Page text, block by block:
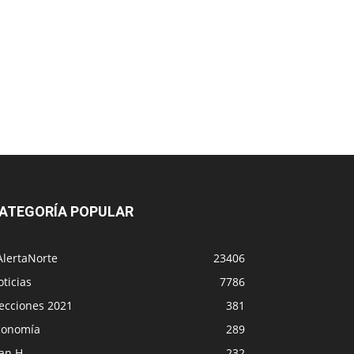
POPULAR
23406
7786
2021
381
289